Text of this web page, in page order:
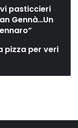
pasticcieri
Gennà…Un
pizza per veri